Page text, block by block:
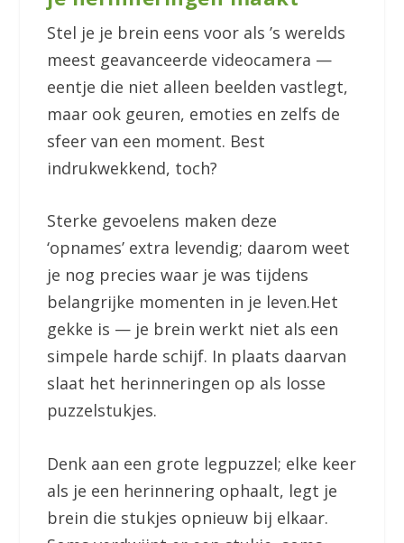
Stel je je brein eens voor als ’s werelds
meest geavanceerde videocamera —
eentje die niet alleen beelden vastlegt,
maar ook geuren, emoties en zelfs de
sfeer van een moment. Best
indrukwekkend, toch?
Sterke gevoelens maken deze
‘opnames’ extra levendig; daarom weet
je nog precies waar je was tijdens
belangrijke momenten in je leven.Het
gekke is — je brein werkt niet als een
simpele harde schijf. In plaats daarvan
slaat het herinneringen op als losse
puzzelstukjes.
Denk aan een grote legpuzzel; elke keer
als je een herinnering ophaalt, legt je
brein die stukjes opnieuw bij elkaar.